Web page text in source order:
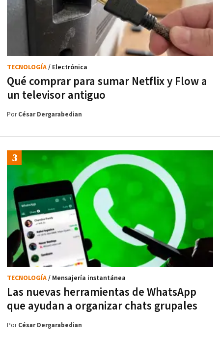
Qué comprar para sumar Netflix y Flow a
un televisor antiguo
TECNOLOGÍA/ Electrónica
PorCésar Dergarabedian
Las nuevas herramientas de WhatsApp
que ayudan a organizar chats grupales
TECNOLOGÍA/ Mensajería instantánea
PorCésar Dergarabedian